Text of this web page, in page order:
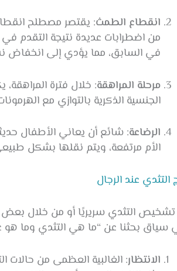
انقطاع الطمث: يقتصر مصطلح
من اضطرابات عديدة نتيجة التقدم
في السابق، مما يؤدي إلى انخفاض
مرحلة المراهقة: خلال فترة
الجنسية الذكرية بالتوازي مع
الرضاعة: شائع أن يعاني الأطفال
الأم مرتفعة، ويتم نقلها بشكل
التثدي عند الرجال
تشخيص التثدي سريريًا أو من خلال بعض
بحثنا عن “ما هي التثدي وما هو
الانتظار: الغالبية العظمى من حالات